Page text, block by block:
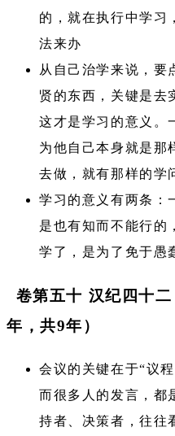
的，就在执行中学习
法来办
从自己治学来说，要
贤的东西，关键是去
这才是学习的意义。
为他自己本身就是那
去做，就有那样的学
学习的意义有两条：
是也有知而不能行的
学了，是为了免于愚
卷第五十 汉纪四十
年，共9年）
会议的关键在于“议
而很多人的发言，都
持者、决策者，往往